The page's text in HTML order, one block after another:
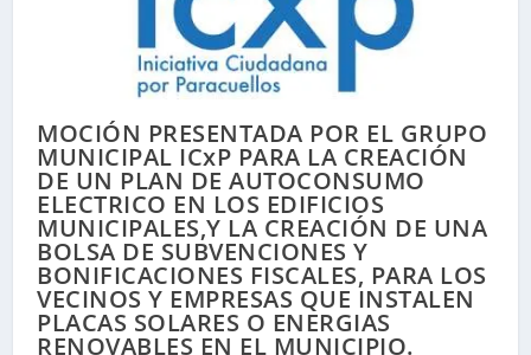
MOCIÓN PRESENTADA POR EL GRUPO
MUNICIPAL ICxP PARA LA CREACIÓN
DE UN PLAN DE AUTOCONSUMO
ELECTRICO EN LOS EDIFICIOS
MUNICIPALES,Y LA CREACIÓN DE UNA
BOLSA DE SUBVENCIONES Y
BONIFICACIONES FISCALES, PARA LOS
VECINOS Y EMPRESAS QUE INSTALEN
PLACAS SOLARES O ENERGIAS
RENOVABLES EN EL MUNICIPIO.